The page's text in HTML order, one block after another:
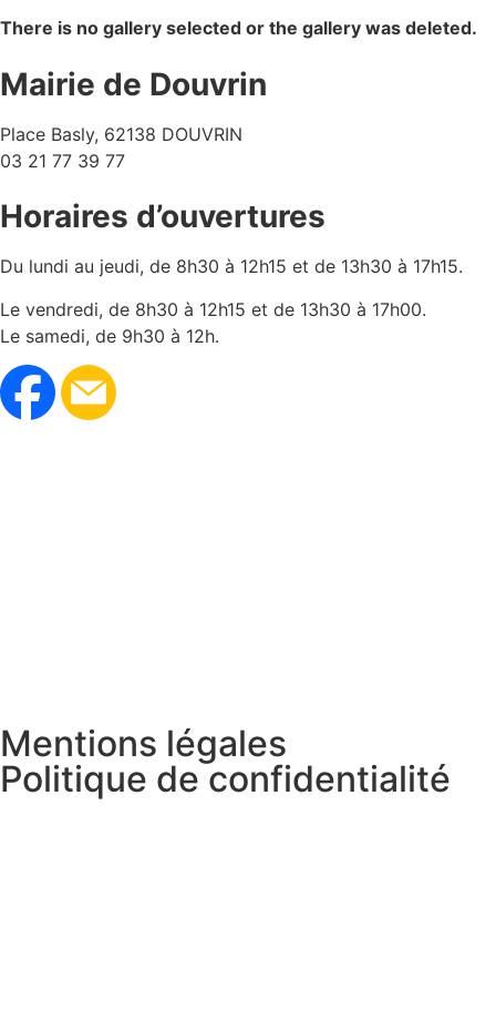
There is no gallery selected or the gallery was deleted.
Mairie de Douvrin
Place Basly, 62138 DOUVRIN
03 21 77 39 77
Horaires d’ouvertures
Du lundi au jeudi, de 8h30 à 12h15 et de 13h30 à 17h15.
Le vendredi, de 8h30 à 12h15 et de 13h30 à 17h00.
Le samedi, de 9h30 à 12h.
Mentions légales
Politique de confidentialité